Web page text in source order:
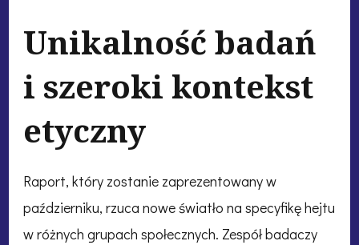
Unikalność badań
i szeroki kontekst
etyczny
Raport, który zostanie zaprezentowany w
październiku, rzuca nowe światło na specyfikę hejtu
w różnych grupach społecznych. Zespół badaczy